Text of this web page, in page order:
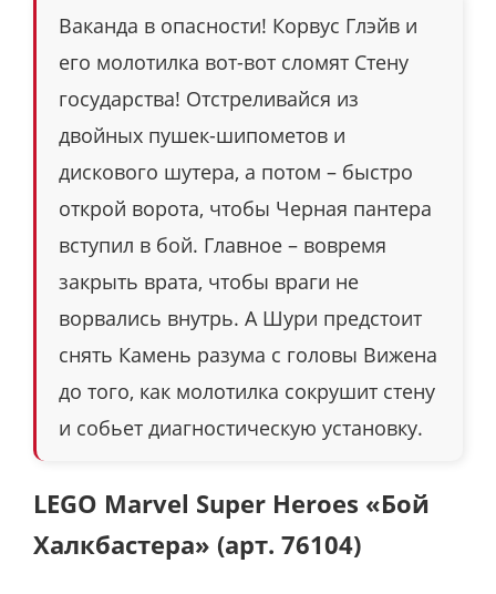
Ваканда в опасности! Корвус Глэйв и
его молотилка вот-вот сломят Стену
государства! Отстреливайся из
двойных пушек-шипометов и
дискового шутера, а потом – быстро
открой ворота, чтобы Черная пантера
вступил в бой. Главное – вовремя
закрыть врата, чтобы враги не
ворвались внутрь. А Шури предстоит
снять Камень разума с головы Вижена
до того, как молотилка сокрушит стену
и собьет диагностическую установку.
LEGO Marvel Super Heroes «Бой
Халкбастера» (арт. 76104)